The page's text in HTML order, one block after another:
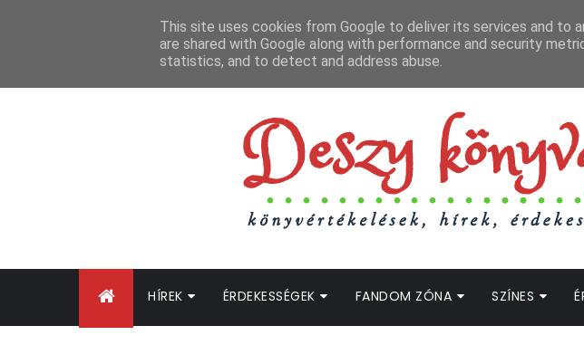
HÍREK ÉRDEKESSÉGEK FANDOM ZÓNA SZÍNES
This site uses cookies from Google to deliver its services and to
are shared with Google along with performance and security
statistics, and to detect and address abuse.